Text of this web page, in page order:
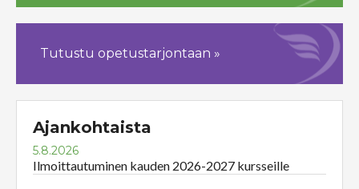
Tutustu opetustarjontaan »
Ajankohtaista
5.8.2026
Ilmoittautuminen kauden 2026-2027 kursseille